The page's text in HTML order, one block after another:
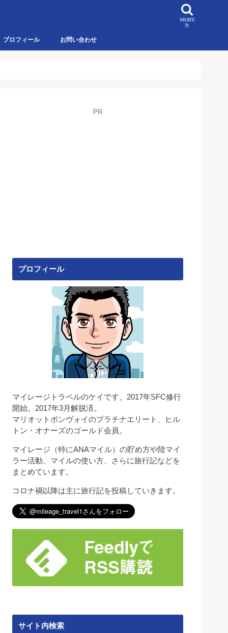
searc
h
プロフィール お問い合わせ
PR
プロフィール
マイレージトラベルのケイです。2017年SFC修行
開始。2017年3月解脱済。
マリオットボンヴォイのプラチナエリート、ヒル
トン・オナーズのゴールド会員。
マイレージ（特にANAマイル）の貯め方や陸マイ
ラー活動、マイルの使い方、さらに旅行記などを
まとめています。
コロナ禍以降は主に旅行記を投稿していきます。
サイト内検索